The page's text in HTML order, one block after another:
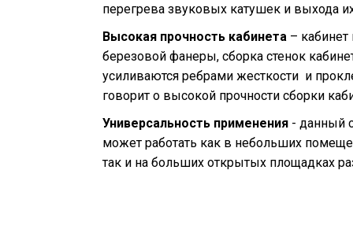
перегрева звуковых катушек и выхода
Высокая прочность кабинета –
березовой фанеры, сборка стенок
усиливаются ребрами жесткости и
говорит о высокой прочности сборки
Универсальность применения - данный
может работать как в небольших
так и на больших открытых площадках